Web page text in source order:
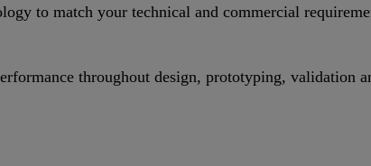
to match your technical and commercial
throughout design, prototyping, validation